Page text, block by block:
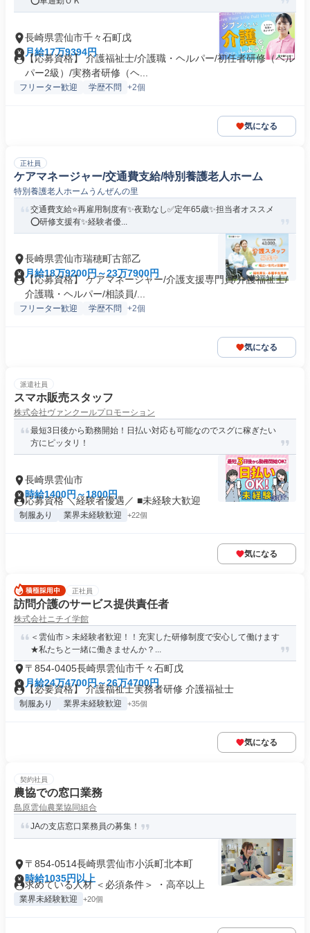
長崎県雲仙市千々石町戊
月給17万9394円
【応募資格】 介護福祉士/介護職・ヘルパー/初任者研修（ヘル
パー2級）/実務者研修（ヘ...
フリーター歓迎 学歴不問 +2個
気になる
正社員
ケアマネージャー/交通費支給/特別養護老人ホーム
特別養護老人ホームうんぜんの里
交通費支給⭐️再雇用制度有✨夜勤なし✅️定年65歳✨担当者オススメ
⭕️研修支援有✨経験者優...
長崎県雲仙市瑞穂町古部乙
月給18万9200円～23万7900円
【応募資格】 ケアマネージャー/介護支援専門員/介護福祉士/
介護職・ヘルパー/相談員/...
フリーター歓迎 学歴不問 +2個
気になる
派遣社員
スマホ販売スタッフ
株式会社ヴァンクールプロモーション
最短3日後から勤務開始！日払い対応も可能なのでスグに稼ぎたい
方にピッタリ！
長崎県雲仙市
時給1400円～1800円
応募資格 ＼経験者優遇／ ■未経験大歓迎
制服あり 業界未経験歓迎 +22個
気になる
正社員
訪問介護のサービス提供責任者
株式会社ニチイ学館
＜雲仙市＞未経験者歓迎！！充実した研修制度で安心して働けます
★私たちと一緒に働きませんか？...
〒854-0405長崎県雲仙市千々石町戊
月給24万4700円～26万4700円
【必要資格】 介護福祉士実務者研修 介護福祉士
制服あり 業界未経験歓迎 +35個
気になる
契約社員
農協での窓口業務
島原雲仙農業協同組合
JAの支店窓口業務員の募集！
〒854-0514長崎県雲仙市小浜町北本町
時給1035円以上
求めている人材 ＜必須条件＞ ・高卒以上
業界未経験歓迎 +20個